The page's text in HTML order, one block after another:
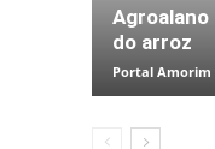
do arroz
Portal Amorim